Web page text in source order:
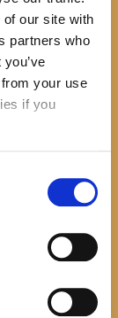
our site with
partners who
your use
if you
dalmatinske
knjižnice